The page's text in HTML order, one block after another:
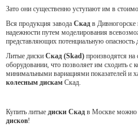
Зато они существенно уступают им в
Вся продукция завода Скад в Дивногорске
надежности путем моделирования
представляющих потенциальную опасность
Литые диски Скад (Skad) производятся
оборудовании, что позволяет им сходить с
минимальными вариациями показателей и
колесным дискам Скад.
Купить литые диски Скад в Москве
дисков!